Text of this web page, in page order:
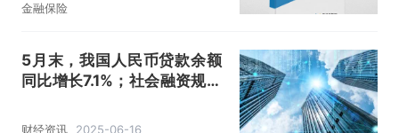
金融保险
5月末，我国人民币贷款余额
同比增长7.1%；社会融资规模
财经资讯 2025-06-16